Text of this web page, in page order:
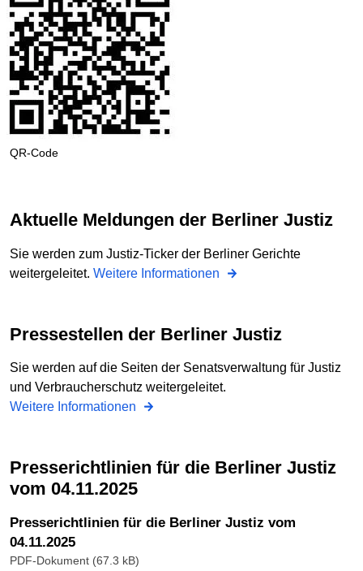
QR-Code
Aktuelle Meldungen der Berliner Justiz
Sie werden zum Justiz-Ticker der Berliner Gerichte
weitergeleitet. Weitere Informationen
Pressestellen der Berliner Justiz
Sie werden auf die Seiten der Senatsverwaltung für Justiz
und Verbraucherschutz weitergeleitet.
Weitere Informationen
Presserichtlinien für die Berliner Justiz
vom 04.11.2025
Presserichtlinien für die Berliner Justiz vom
04.11.2025
PDF-Dokument (67.3 kB)